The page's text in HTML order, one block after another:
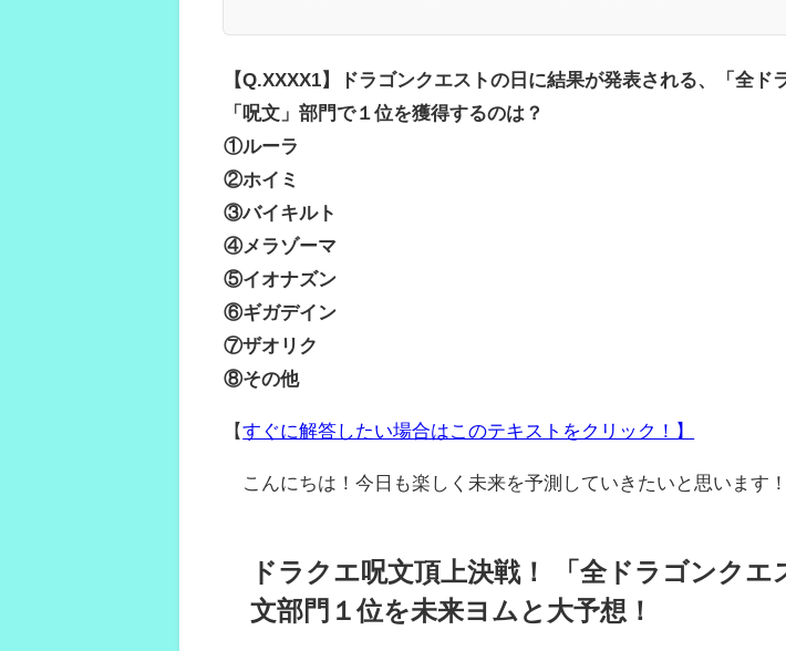
【Q.XXXX1】ドラゴンクエストの日に結果が発表される、「全ド
「呪文」部門で１位を獲得するのは？
①ルーラ
②ホイミ
③バイキルト
④メラゾーマ
⑤イオナズン
⑥ギガデイン
⑦ザオリク
⑧その他
【すぐに解答したい場合はこのテキストをクリック！】
こんにちは！今日も楽しく未来を予測していきたいと思います！
ドラクエ呪文頂上決戦！ 「全ドラゴンクエ
文部門１位を未来ヨムと大予想！